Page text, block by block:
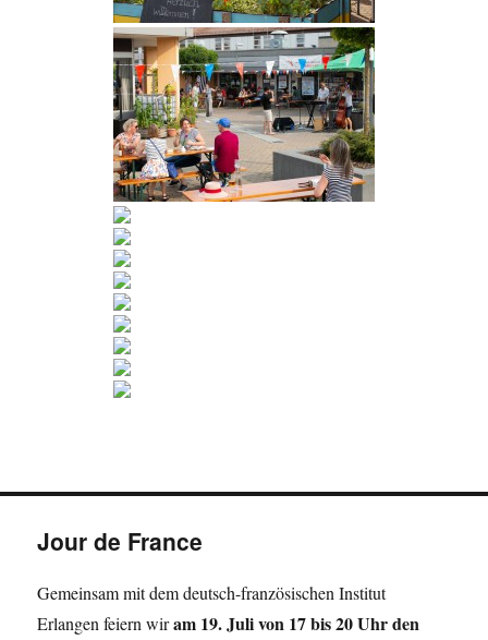
Jour de France
Gemeinsam mit dem deutsch-französischen Institut
Erlangen feiern wiram 19. Juli von 17 bis 20 Uhr den